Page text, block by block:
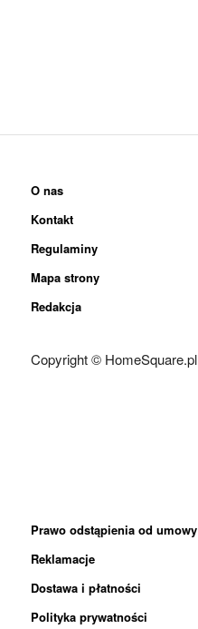
O nas
Kontakt
Regulaminy
Mapa strony
Redakcja
Copyright © HomeSquare.pl
Prawo odstąpienia od umowy
Reklamacje
Dostawa i płatności
Polityka prywatności